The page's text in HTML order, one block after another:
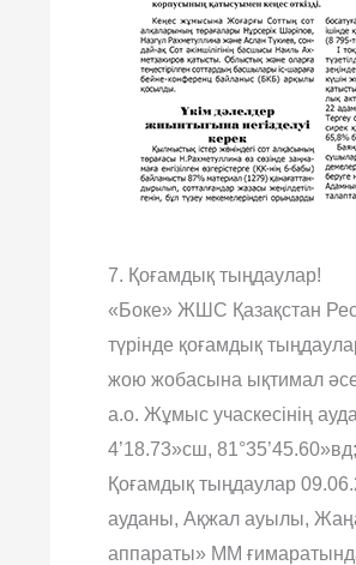
7. Қоғамдық тыңдаулар!
«Боке» ЖШС Қазақстан
түрінде қоғамдық
жою жобасына ықтимал
а.о. Жұмыс учаскесінің
4’18.73»сш,
Қоғамдық тыңдаулар
ауданы, Ақжал ауылы,
аппараты» ММ